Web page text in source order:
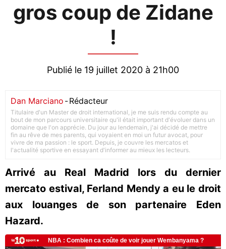
gros coup de Zidane
!
Publié le 19 juillet 2020 à 21h00
Dan Marciano -Rédacteur
Titulaire d'un Master de droit international, je me suis rendu compte au
bout de mon parcours universitaire qu'il était important d'évoluer dans un
domaine que l'on apprécie. Du jour au lendemain, j'ai décidé de mettre
fin au rêve de mes parents, qui voyaient en moi un futur avocat, pour
vivre de ma passion : le sport. Depuis, je couvre les mercatos et
l'actualité sportive en essayant d'informer au mieux les lecteurs.
Arrivé au Real Madrid lors du dernier
mercato estival, Ferland Mendy a eu le droit
aux louanges de son partenaire Eden
Hazard.